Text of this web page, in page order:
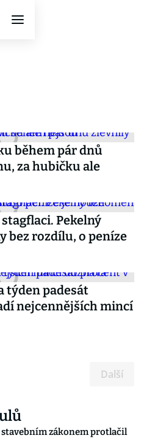
během pár dnů
za hubičku ale
Pekelný
bez rozdílu, o peníze
týden padesát
nejcennějších mincí
Další
stavebním zákonem protlačil